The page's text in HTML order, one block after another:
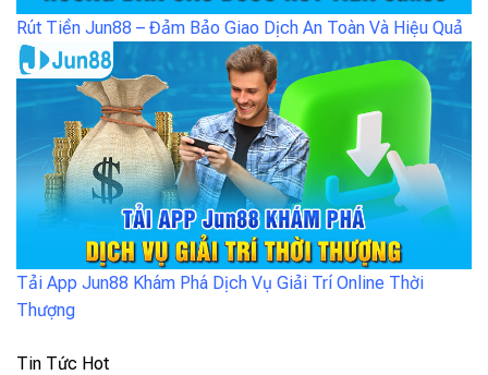
Rút Tiền Jun88 – Đảm Bảo Giao Dịch An Toàn Và Hiệu Quả
Tải App Jun88 Khám Phá Dịch Vụ Giải Trí Online Thời
Thượng
Tin Tức Hot